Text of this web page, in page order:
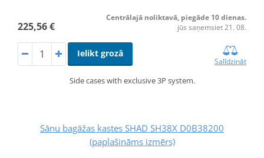
225,56 €
Centrālajā noliktavā, piegāde 10 dienas.
jūs saņemsiet 21. 08.
Ielikt grozā
Salīdzināt
Side cases with exclusive 3P system.
Sānu bagāžas kastes SHAD SH38X D0B38200
(paplašināms izmērs)